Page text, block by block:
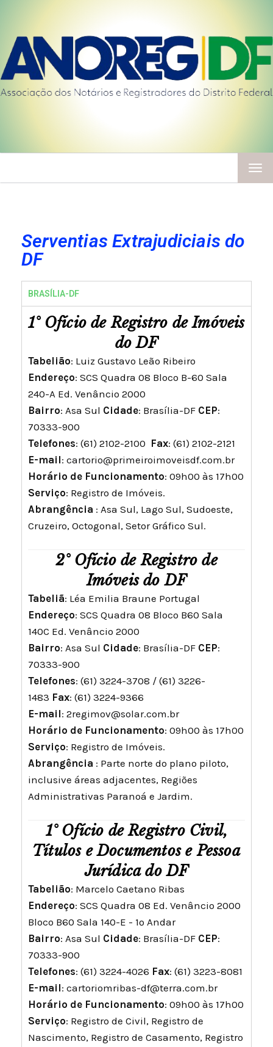
Serventias Extrajudiciais do
DF
BRASÍLIA-DF
1° Ofício de Registro de Imóveis
do DF
Tabelião: Luiz Gustavo Leão Ribeiro
Endereço: SCS Quadra 08 Bloco B-60 Sala
240-A Ed. Venâncio 2000
Bairro: Asa Sul Cidade: Brasília-DF CEP:
70333-900
Telefones: (61) 2102-2100 Fax: (61) 2102-2121
E-mail: cartorio@primeiroimoveisdf.com.br
Horário de Funcionamento: 09h00 às 17h00
Serviço: Registro de Imóveis.
Abrangência : Asa Sul, Lago Sul, Sudoeste,
Cruzeiro, Octogonal, Setor Gráfico Sul.
2° Ofício de Registro de
Imóveis do DF
Tabeliã: Léa Emilia Braune Portugal
Endereço: SCS Quadra 08 Bloco B60 Sala
140C Ed. Venâncio 2000
Bairro: Asa Sul Cidade: Brasília-DF CEP:
70333-900
Telefones: (61) 3224-3708 / (61) 3226-
1483 Fax: (61) 3224-9366
E-mail: 2regimov@solar.com.br
Horário de Funcionamento: 09h00 às 17h00
Serviço: Registro de Imóveis.
Abrangência : Parte norte do plano piloto,
inclusive áreas adjacentes, Regiões
Administrativas Paranoá e Jardim.
1° Ofício de Registro Civil,
Títulos e Documentos e Pessoa
Jurídica do DF
Tabelião: Marcelo Caetano Ribas
Endereço: SCS Quadra 08 Ed. Venâncio 2000
Bloco B60 Sala 140-E - 1º Andar
Bairro: Asa Sul Cidade: Brasília-DF CEP:
70333-900
Telefones: (61) 3224-4026 Fax: (61) 3223-8081
E-mail: cartoriomribas-df@terra.com.br
Horário de Funcionamento: 09h00 às 17h00
Serviço: Registro de Civil, Registro de
Nascimento, Registro de Casamento, Registro